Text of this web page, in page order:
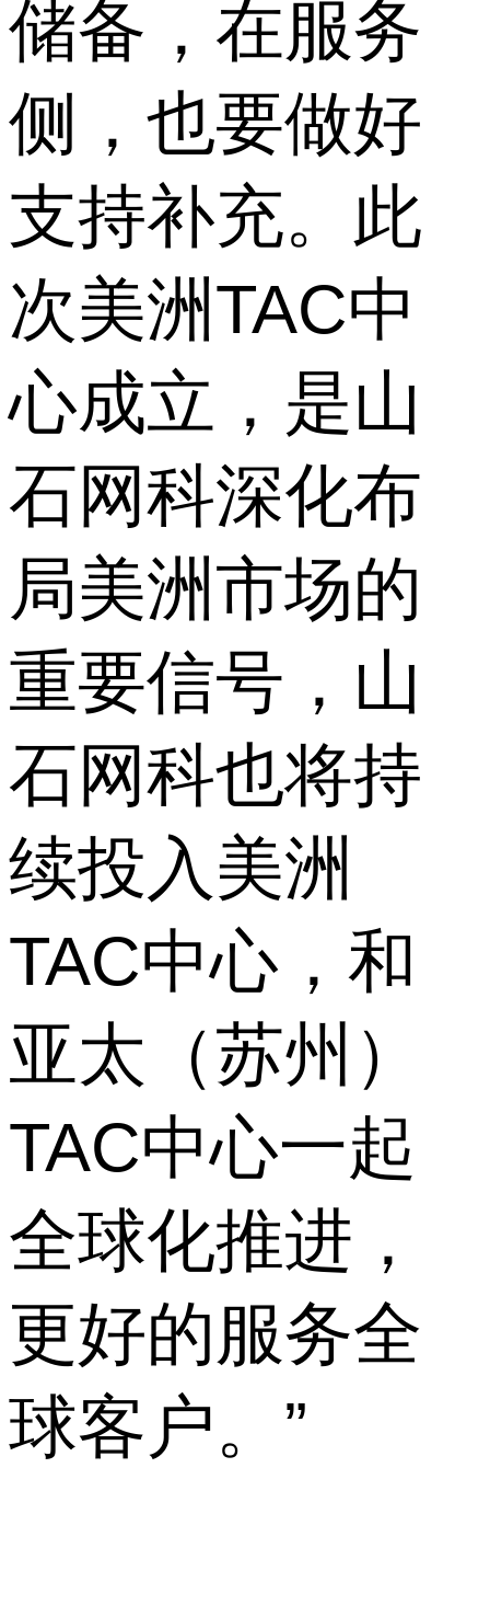
储备，在服务
侧，也要做好
支持补充。此
次美洲TAC中
心成立，是山
石网科深化布
局美洲市场的
重要信号，山
石网科也将持
续投入美洲
TAC中心，和
亚太（苏州）
TAC中心一起
全球化推进，
更好的服务全
球客户。”